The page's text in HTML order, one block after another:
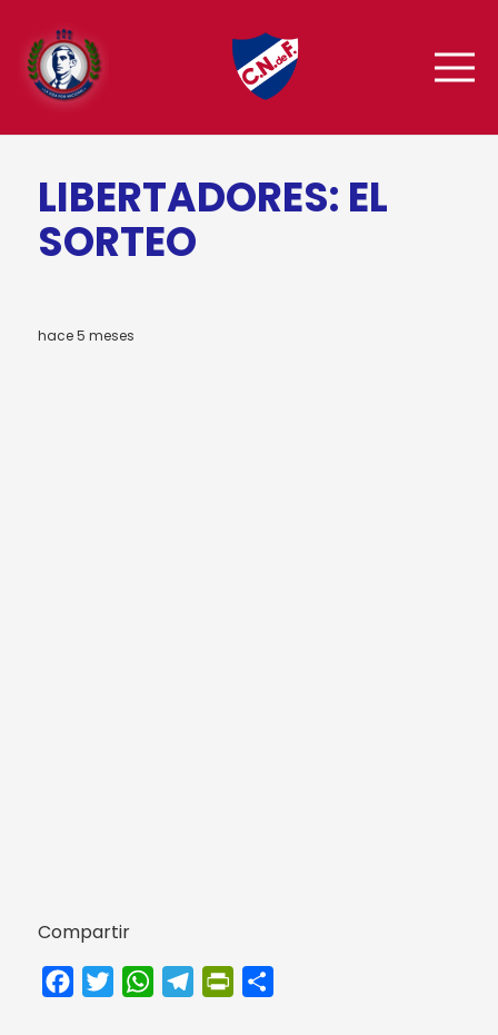
LIBERTADORES: EL
SORTEO
hace 5 meses
Compartir
FacebookTwitterWhatsAppTelegramPrintFriendly